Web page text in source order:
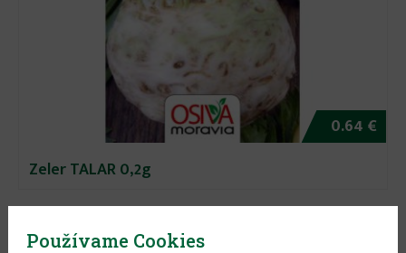
0.64 €
Zeler TALAR 0,2g
Používame Cookies